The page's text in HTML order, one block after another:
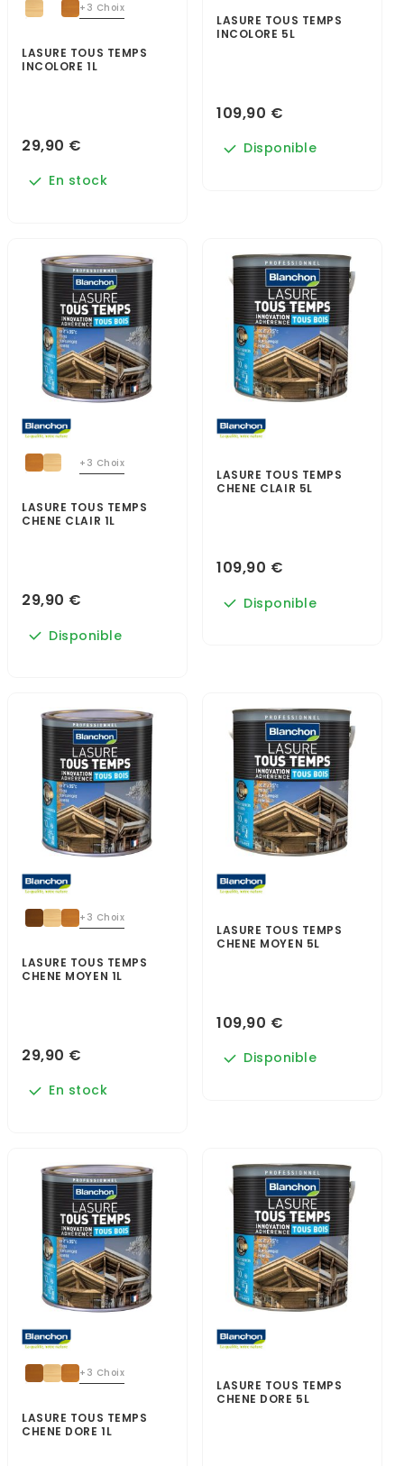
+3 Choix
LASURE TOUS TEMPS
INCOLORE 1L
29,90 €
En stock
LASURE TOUS TEMPS
INCOLORE 5L
109,90 €
Disponible
+3 Choix
LASURE TOUS TEMPS
CHENE CLAIR 1L
29,90 €
Disponible
LASURE TOUS TEMPS
CHENE CLAIR 5L
109,90 €
Disponible
+3 Choix
LASURE TOUS TEMPS
CHENE MOYEN 1L
29,90 €
En stock
LASURE TOUS TEMPS
CHENE MOYEN 5L
109,90 €
Disponible
+3 Choix
LASURE TOUS TEMPS
CHENE DORE 1L
LASURE TOUS TEMPS
CHENE DORE 5L